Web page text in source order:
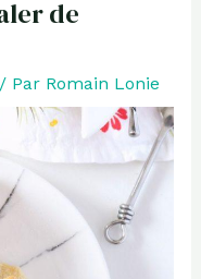
de
/ Par Romain Lonie